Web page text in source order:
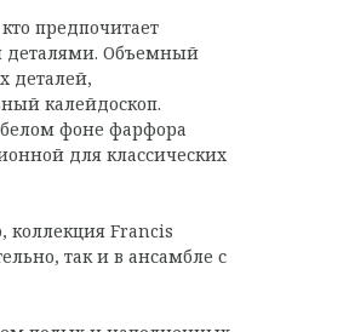
предпочитает
деталями. Объемный
деталей,
калейдоскоп.
белом фоне фарфора
для классических
коллекция Francis
так и в ансамбле с